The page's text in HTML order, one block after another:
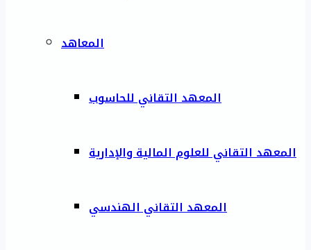
المعاهد
المعهد التقاني للحاسوب
المعهد التقاني للعلوم المالية والإدارية
المعهد التقاني الهندسي